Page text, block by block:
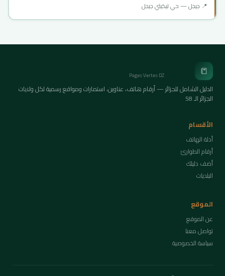
📍 جيجل — حي ليكيثي جيجل
📒
Pages Vertes DZ
الدليل الشامل للجزائر — أرقام هاتف، عناوين، استمارات ومواقع رسمية لكل ولايات
الجزائر الـ 58
الأقسام
أدلة الهاتف
أرقام الطوارئ
أضف دليلك
البلديات
الموقع
عن الموقع
تواصل معنا
سياسة الخصوصية